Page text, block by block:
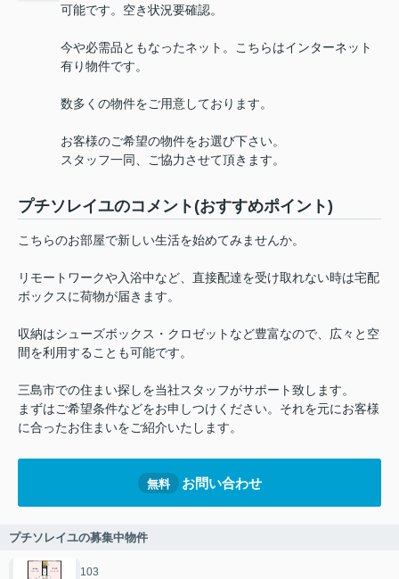
可能です。空き状況要確認。
今や必需品ともなったネット。こちらはインターネット
有り物件です。
数多くの物件をご用意しております。
お客様のご希望の物件をお選び下さい。
スタッフ一同、ご協力させて頂きます。
プチソレイユのコメント(おすすめポイント)
こちらのお部屋で新しい生活を始めてみませんか。
リモートワークや入浴中など、直接配達を受け取れない時は宅配
ボックスに荷物が届きます。
収納はシューズボックス・クロゼットなど豊富なので、広々と空
間を利用することも可能です。
三島市での住まい探しを当社スタッフがサポート致します。
まずはご希望条件などをお申しつけください。それを元にお客様
に合ったお住まいをご紹介いたします。
無料 お問い合わせ
プチソレイユの募集中物件
103